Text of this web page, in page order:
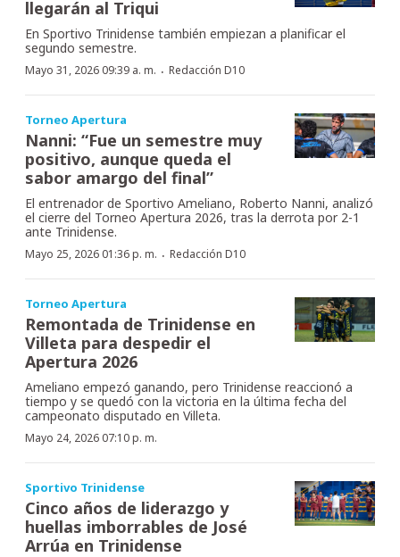
llegarán al Triqui
En Sportivo Trinidense también empiezan a planificar el
segundo semestre.
Mayo 31, 2026 09:39 a. m. · Redacción D10
Torneo Apertura
Nanni: “Fue un semestre muy
positivo, aunque queda el
sabor amargo del final”
El entrenador de Sportivo Ameliano, Roberto Nanni, analizó
el cierre del Torneo Apertura 2026, tras la derrota por 2-1
ante Trinidense.
Mayo 25, 2026 01:36 p. m. · Redacción D10
Torneo Apertura
Remontada de Trinidense en
Villeta para despedir el
Apertura 2026
Ameliano empezó ganando, pero Trinidense reaccionó a
tiempo y se quedó con la victoria en la última fecha del
campeonato disputado en Villeta.
Mayo 24, 2026 07:10 p. m.
Sportivo Trinidense
Cinco años de liderazgo y
huellas imborrables de José
Arrúa en Trinidense